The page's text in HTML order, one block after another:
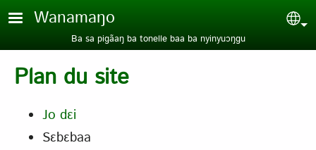
Aller au contenu principal
Wanamaŋo
Ba sa pigãaŋ ba tonelle baa ba nyinyuɔŋgu
Plan du site
Jo dɛi
Sɛbɛbaa